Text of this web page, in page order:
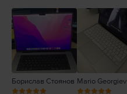
Борислав Стоянов Mario Georgiev